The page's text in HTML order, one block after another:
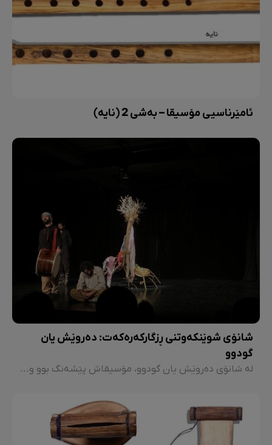
ئامێرناسیی مۆسیقا – بەشی 2 (نایە)
شانۆی شوێنکەوتنی ڕزگارکەرەکەت: دەروێش یان
گودوو
لە شانۆی دەروێش یان گودوو، مۆسیقاش پێشەنگ بوو و کاوەر ئارت بە دەنگ و تەپڵەکەی دیمەنێکی شایستەی بە شانۆکە بەخشی. لە سەردەمێکدا کە زۆربەی شانۆکانی ئێمە لە باکووری کوردستان وەرگێڕانن لە زمانە بیانییەکانەوە، بوونی ئەو جۆرە شانۆگەرانە کە پشت بە دەقی ڕەسەنی کوردی دەبەستن و باسی چوار بەشی وڵاتەکەمان دەکەن، دەبێتە هۆی زیادبوونی سەرنج و کاریگەرییەکی باشی لەسەر زمانی کوردی و شانۆی کوردی دەبێت و ڕێگا بۆ شانۆی باشتر خۆش دەکەن.